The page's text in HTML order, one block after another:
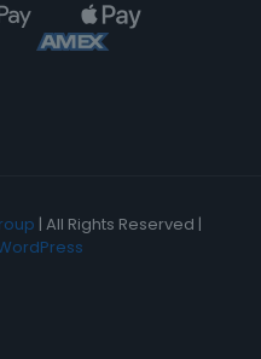
| All Rights Reserved |